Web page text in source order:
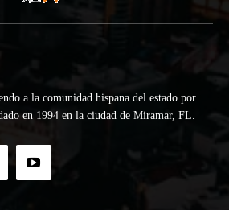
a la comunidad hispana del estado por
en 1994 en la ciudad de Miramar, FL.